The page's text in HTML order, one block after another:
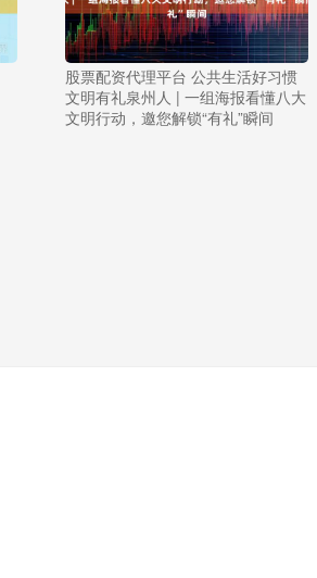
股票配资代理平台 公共生活好习惯
文明有礼泉州人 | 一组海报看懂八大
文明行动，邀您解锁“有礼”瞬间